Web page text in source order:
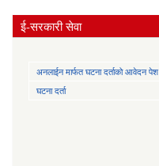
ई-सरकारी सेवा
अनलाईन मार्फत घटना दर्ताको आवेदन पेश
घटना दर्ता